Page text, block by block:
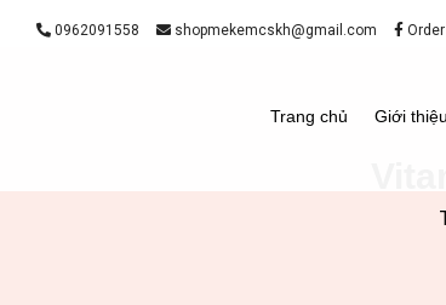
0962091558 shopmekemcskh@gmail.com
Trang chủ Giới thiệu